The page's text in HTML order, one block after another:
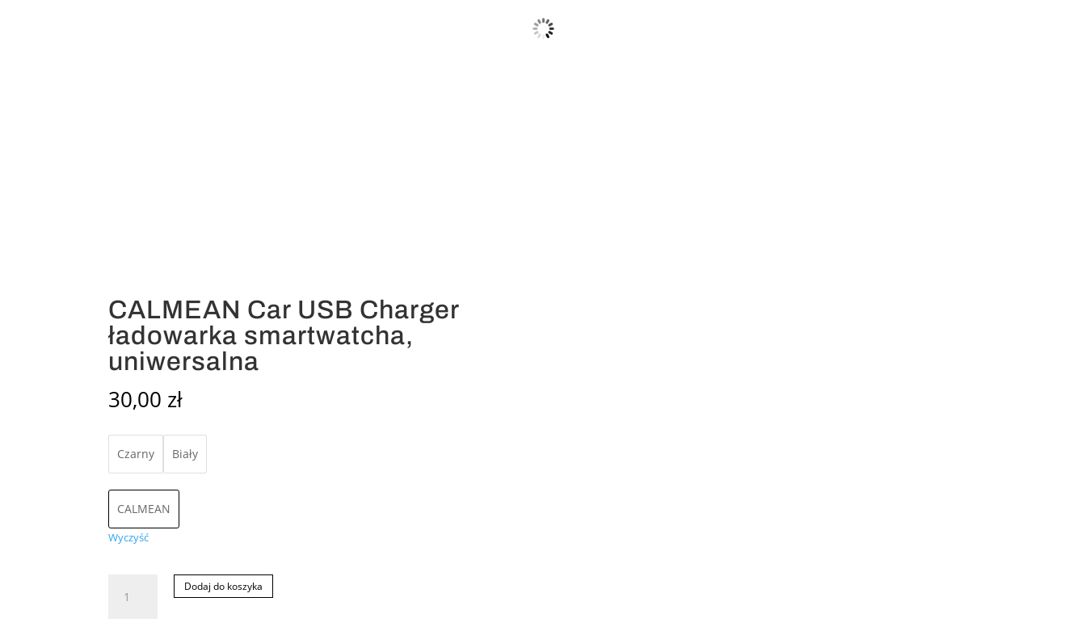
CALMEAN Car USB Charger
ładowarka smartwatcha,
uniwersalna
30,00 zł
Czarny Biały
CALMEAN
Wyczyść
Dodaj do koszyka